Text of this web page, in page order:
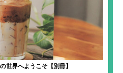
世界へようこそ【別冊】